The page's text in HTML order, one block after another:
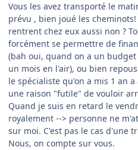
Vous les avez transporté le
prévu , bien joué les
rentrent chez eux aussi non ?
forcément se permettre de
(bah oui, quand on a un
un mois en l'air), ou bien
le spécialiste qu'on a mis 1 an a
une raison "futile" de vouloir
Quand je suis en retard le
royalement --> personne ne
sur moi. C'est pas le cas d'une
Nous, on compte sur vous.